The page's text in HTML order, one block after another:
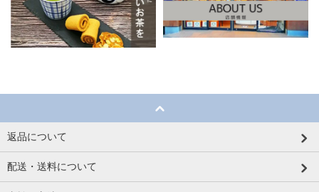
返品について
配送・送料について